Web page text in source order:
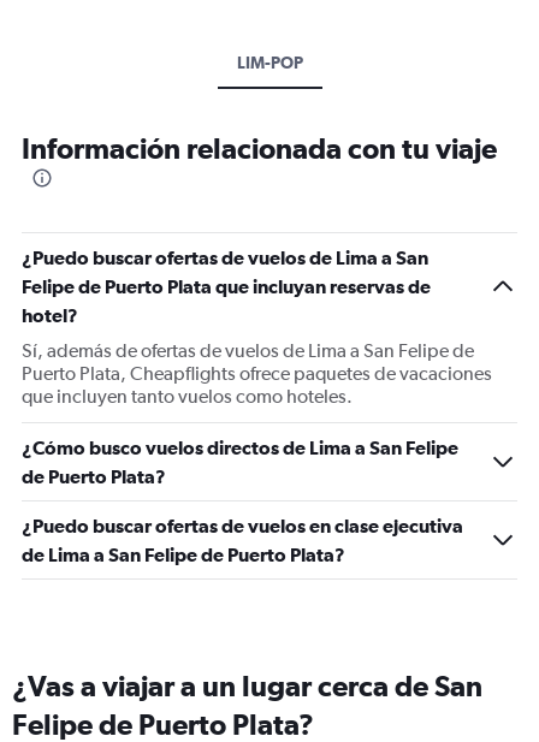
LIM-POP
Información relacionada con tu viaje
¿Puedo buscar ofertas de vuelos de Lima a San
Felipe de Puerto Plata que incluyan reservas de
hotel?
Sí, además de ofertas de vuelos de Lima a San Felipe de
Puerto Plata, Cheapflights ofrece paquetes de vacaciones
que incluyen tanto vuelos como hoteles.
¿Cómo busco vuelos directos de Lima a San Felipe
de Puerto Plata?
¿Puedo buscar ofertas de vuelos en clase ejecutiva
de Lima a San Felipe de Puerto Plata?
¿Vas a viajar a un lugar cerca de San
Felipe de Puerto Plata?